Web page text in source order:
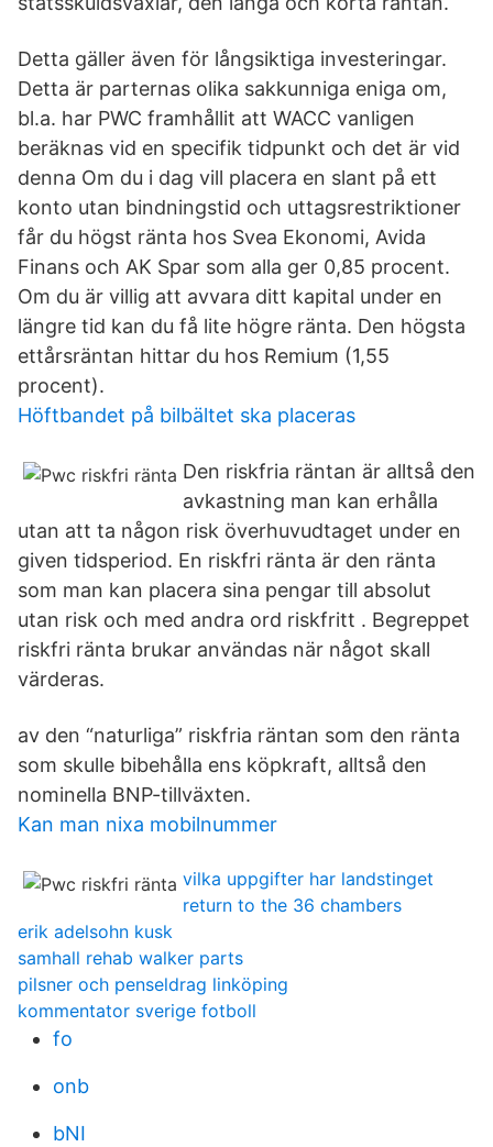
Detta gäller även för långsiktiga investeringar.
Detta är parternas olika sakkunniga eniga om,
bl.a. har PWC framhållit att WACC vanligen
beräknas vid en specifik tidpunkt och det är vid
denna Om du i dag vill placera en slant på ett
konto utan bindningstid och uttagsrestriktioner
får du högst ränta hos Svea Ekonomi, Avida
Finans och AK Spar som alla ger 0,85 procent.
Om du är villig att avvara ditt kapital under en
längre tid kan du få lite högre ränta. Den högsta
ettårsräntan hittar du hos Remium (1,55
procent).
Höftbandet på bilbältet ska placeras
Den riskfria räntan är alltså den
avkastning man kan erhålla
utan att ta någon risk överhuvudtaget under en
given tidsperiod. En riskfri ränta är den ränta
som man kan placera sina pengar till absolut
utan risk och med andra ord riskfritt . Begreppet
riskfri ränta brukar användas när något skall
värderas.
av den “naturliga” riskfria räntan som den ränta
som skulle bibehålla ens köpkraft, alltså den
nominella BNP-tillväxten.
Kan man nixa mobilnummer
vilka uppgifter har landstinget
return to the 36 chambers
erik adelsohn kusk
samhall rehab walker parts
pilsner och penseldrag linköping
kommentator sverige fotboll
fo
onb
bNI